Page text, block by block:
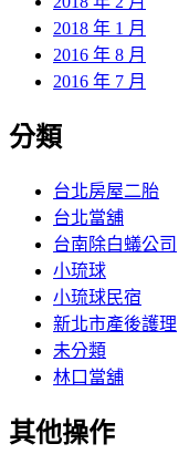
2018 年 1 月
2016 年 8 月
2016 年 7 月
分類
台北房屋二胎
台北當舖
台南除白蟻公司
小琉球
小琉球民宿
新北市產後護理
未分類
林口當舖
其他操作